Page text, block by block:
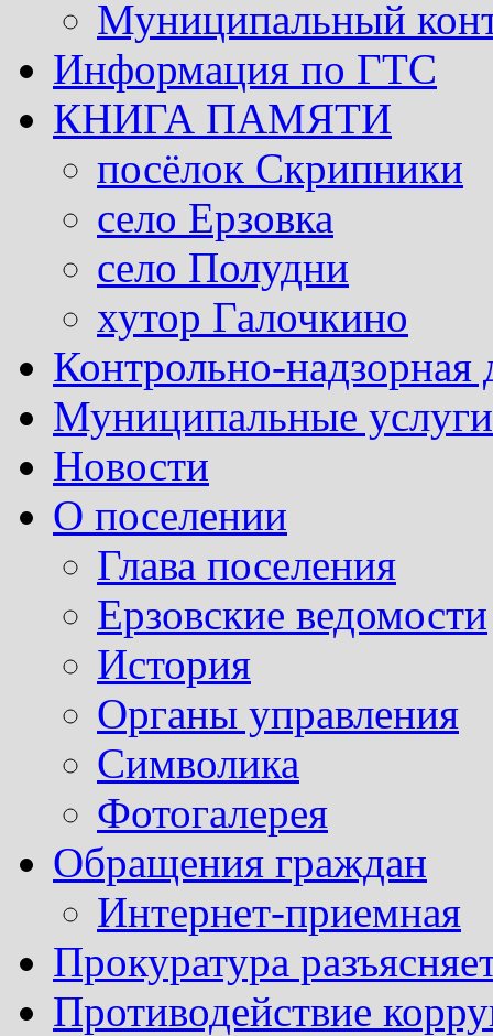
Муниципальный
Информация по ГТС
КНИГА ПАМЯТИ
посёлок Скрипники
село Ерзовка
село Полудни
хутор Галочкино
Контрольно-надзорная
Муниципальные
Новости
О поселении
Глава поселения
Ерзовские ведомости
История
Органы управления
Символика
Фотогалерея
Обращения граждан
Интернет-приемная
Прокуратура
Противодействие